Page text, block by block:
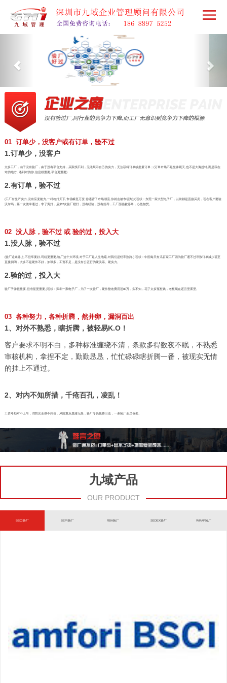
01 订单少，没客户或有订单，验不过
1.订单少，没客户
太多工厂，由于没有验厂，由于没有平台支持，买家找不到，无法展示自己的实力，无法获得订单或批量订单；(订单市场不是坐井观天,也不是大海捞针,而是我在
对的地方, 遇到对的你,信息很重要,平台更重要)
2.有订单，验不过
(工厂有生产实力,没有应变能力,一杆枪打天下,市场瞬息万变,你违背了市场潮流,你就会被市场淘汰)现状：东莞一家大型电子厂，以前都是直接买卖，现在客户要验
沃尔玛，第一次侥幸通过，拿了黄灯，后来2次验厂橙灯，没有经验，没有指导，工厂面临被停单，心急如焚。
02 没人脉，验不过 或 验的过，投入大
1.没人脉，验不过
(验厂这条路上,不但车要好,司机更重要,验厂这个大环境,对于工厂是人生地疏,对我们是轻车熟路.) 现状：中国每天有几百家工厂因为验厂通不过导致订单减少甚至
直接倒闭，大多不是硬件不好，加班多，工资不足，是没有公正行的硬关系、硬实力。
2.验的过，投入大
验厂子弹很重要,但准星更重要,)现状：深圳一家电子厂，为了一次验厂，硬件整改费用近80万，实不知，花了太多冤枉钱，老板现在还云里雾里。
03 各种努力，各种折腾，然并卵，漏洞百出
1、对外不熟悉，瞎折腾，被轻易K.O！
客户要求不明不白，多种标准缠绕不清，条款多得数夜不眠，不熟悉
审核机构，拿捏不定，勤勤恳恳，忙忙碌碌瞎折腾一番，被现实无情
的挂上不通过。
2、对内不知所措，千疮百孔，凌乱！
工资考勤对不上号，消防安全做不到位，风险重点显露无疑，验厂专员轮番出走，一谈验厂全员色变。
九域产品
OUR PRODUCT
BSCI验厂 BEPI验厂 RBA验厂 SEDEX验厂 WRAP验厂